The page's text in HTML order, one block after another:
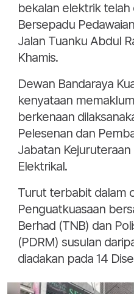
bekalan elektrik telah
Bersepadu
Jalan Tuanku Abdul
Khamis.
Dewan Bandaraya
kenyataan
berkenaan
Pelesenan dan
Jabatan
Elektrikal.
Turut terbabit dalam
Penguatkuasaan
Berhad (TNB) dan
(PDRM) susulan
diadakan pada 14